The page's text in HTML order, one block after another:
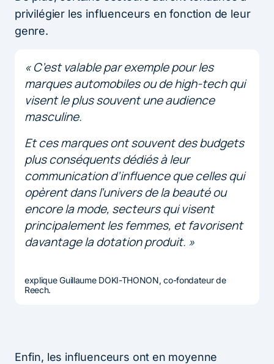
privilégier les influenceurs en fonction de leur
genre.
« C’est valable par exemple pour les
marques automobiles ou de high-tech qui
visent le plus souvent une audience
masculine.
Et ces marques ont souvent des budgets
plus conséquents dédiés à leur
communication d’influence que celles qui
opèrent dans l’univers de la beauté ou
encore la mode, secteurs qui visent
principalement les femmes, et favorisent
davantage la dotation produit. »
explique Guillaume DOKI-THONON, co-fondateur de
Reech.
Enfin, les influenceurs ont en moyenne